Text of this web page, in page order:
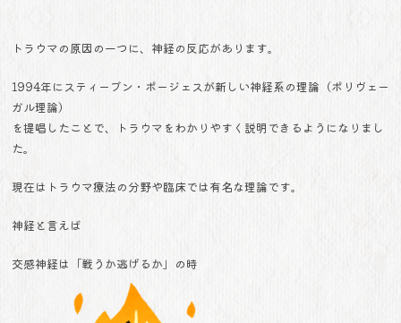
トラウマの原因の一つに、神経の反応があります。
1994年にスティーブン・ポージェスが新しい神経系の理論（ポリヴェー
ガル理論）
を提唱したことで、トラウマをわかりやすく説明できるようになりまし
た。
現在はトラウマ療法の分野や臨床では有名な理論です。
神経と言えば
交感神経は「戦うか逃げるか」の時